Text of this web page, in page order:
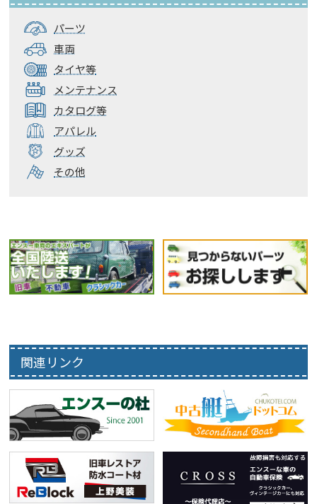
パーツ
車両
タイヤ等
メンテナンス
カタログ等
アパレル
グッズ
その他
関連リンク